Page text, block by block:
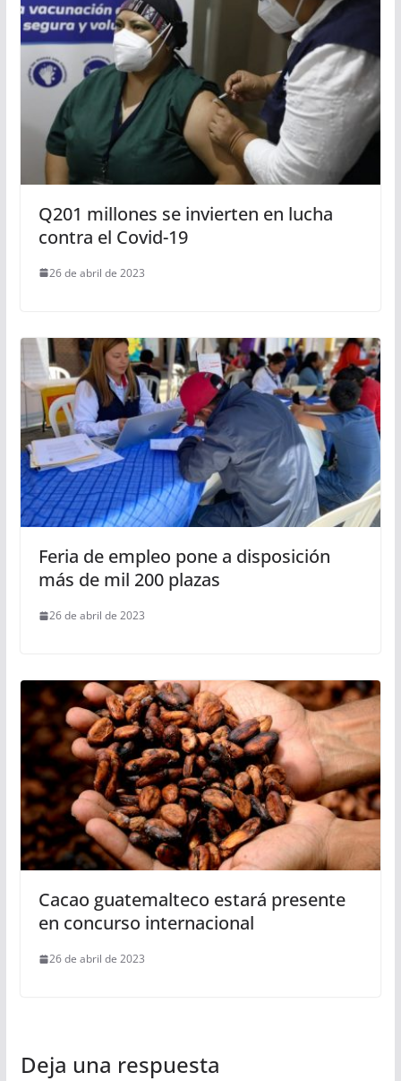
Q201 millones se invierten en lucha
contra el Covid-19
26 de abril de 2023
Feria de empleo pone a disposición
más de mil 200 plazas
26 de abril de 2023
Cacao guatemalteco estará presente
en concurso internacional
26 de abril de 2023
Deja una respuesta